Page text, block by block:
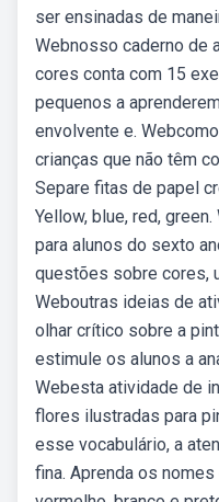
ser ensinadas de
Webnosso caderno de
cores conta com 15
pequenos a
envolvente e.
crianças que não têm
Separe fitas de papel
Yellow, blue, red,
para alunos do sexto
questões sobre cores,
Weboutras ideias de
olhar crítico sobre a
estimule os alunos a
Webesta atividade de
flores ilustradas para
esse vocabulário, a
fina. Aprenda os